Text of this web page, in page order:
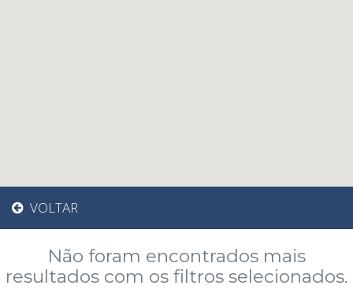
VOLTAR
Não foram encontrados mais
resultados com os filtros selecionados.